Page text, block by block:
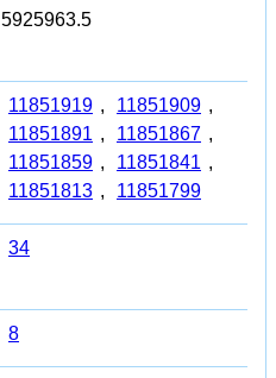
5925963.5
11851919 , 11851909 ,
11851891 , 11851867 ,
11851859 , 11851841 ,
11851813 , 11851799
34
8